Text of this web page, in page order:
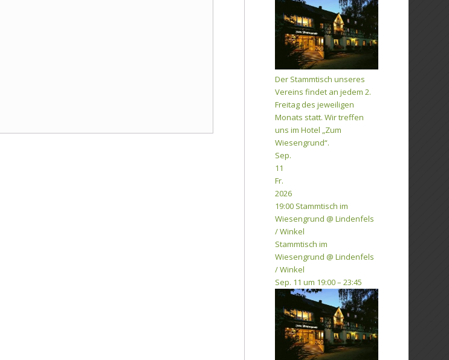
Der Stammtisch unseres
Vereins findet an jedem 2.
Freitag des jeweiligen
Monats statt. Wir treffen
uns im Hotel „Zum
Wiesengrund“.
Sep.
11
Fr.
2026
19:00 Stammtisch im
Wiesengrund @ Lindenfels
/ Winkel
Stammtisch im
Wiesengrund @ Lindenfels
/ Winkel
Sep. 11 um 19:00 – 23:45